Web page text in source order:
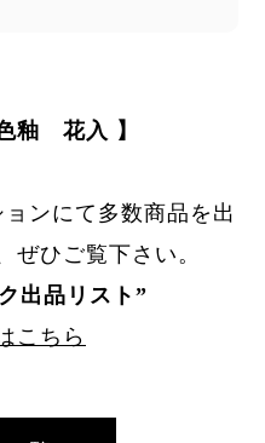
釉 花入 】
ンにて多数商品を出
ぜひご覧下さい。
出品リスト”
こちら